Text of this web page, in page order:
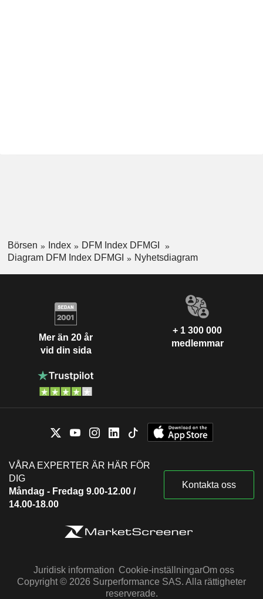
Börsen Index
DFM Index DFMGI
Diagram DFM Index DFMGI
Nyhetsdiagram
Mer än 20 år
vid din sida
+ 1 300 000
medlemmar
VÅRA EXPERTER ÄR HÄR FÖR
DIG
Måndag - Fredag 9.00-12.00 /
14.00-18.00
Kontakta oss
Juridisk information Cookie-inställningarOm oss
Copyright © 2026 Surperformance SAS. Alla rättigheter
reserverade.